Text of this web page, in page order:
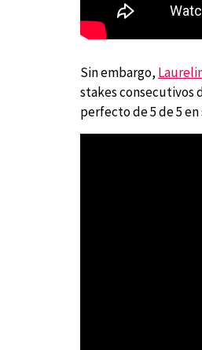
Sin embargo,
stakes consecutivos
perfecto de 5 de 5 en